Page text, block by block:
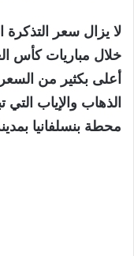
خلال مباريات كأس
محطة بنسلفانيا